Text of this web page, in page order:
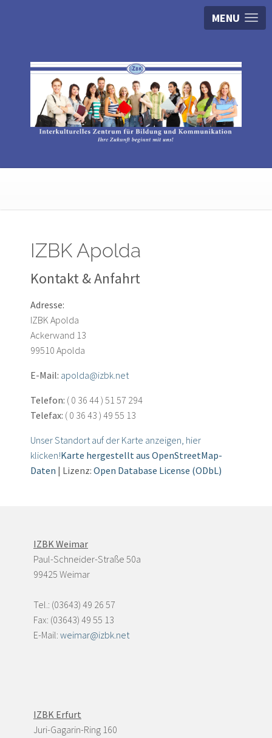
MENU
IZBK Apolda
Kontakt & Anfahrt
Adresse:
IZBK Apolda
Ackerwand 13
99510 Apolda
E-Mail: apolda@izbk.net
Telefon: ( 0 36 44 ) 51 57 294
Telefax: ( 0 36 43 ) 49 55 13
Unser Standort auf der Karte anzeigen, hier
klicken!Karte hergestellt aus OpenStreetMap-
Daten | Lizenz: Open Database License (ODbL)
IZBK Weimar
Paul-Schneider-Straße 50a
99425 Weimar
Tel.: (03643) 49 26 57
Fax: (03643) 49 55 13
E-Mail: weimar@izbk.net
IZBK Erfurt
Juri-Gagarin-Ring 160